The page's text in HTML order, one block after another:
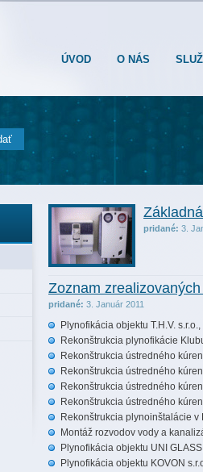
ÚVOD O NÁS
pridané: 3.
Zoznam
pridané: 3. Január 2011
Plynofikácia objektu T.H.V.
Rekonštrukcia plynofikácie
Rekonštrukcia ústredného
Rekonštrukcia ústredného
Rekonštrukcia ústredného
Rekonštrukcia ústredného
Rekonštrukcia plynoinštalácie v
Montáž rozvodov vody a
Plynofikácia objektu UNI
Plynofikácia objektu KOVON